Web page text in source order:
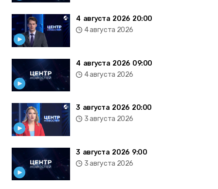
4 августа 2026 20:00
4 августа 2026
4 августа 2026 09:00
4 августа 2026
3 августа 2026 20:00
3 августа 2026
3 августа 2026 9:00
3 августа 2026